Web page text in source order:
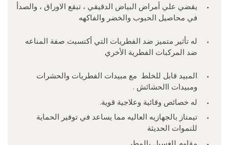
يقضي علي أمراض البياض الدقيقي ، تبقع الاوراق ، والصدأ
في محاصيل الحبوب والخضر والفاكهه
له تأثير متميز ضد الفطريات التي أكتسبت صفة المناعه
ضد المركبات الفطرية الأخري
المبيد قابل للخلط مع مبيدات الفطريات والحشرات
ومبيدات االحشائش .
له خصائص وقائية وعلاجية قوية.
تيمتاز بالجهازيه العاليه مما يساعد في توفير الحماية
للنموات الحديثة